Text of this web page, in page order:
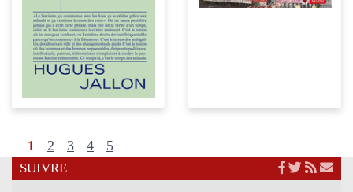
1 2 3 4 5
SUIVRE